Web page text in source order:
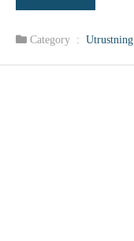
Category : Utrustning